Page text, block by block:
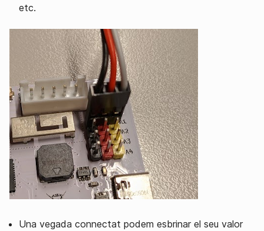
etc.
Una vegada connectat podem esbrinar el seu valor